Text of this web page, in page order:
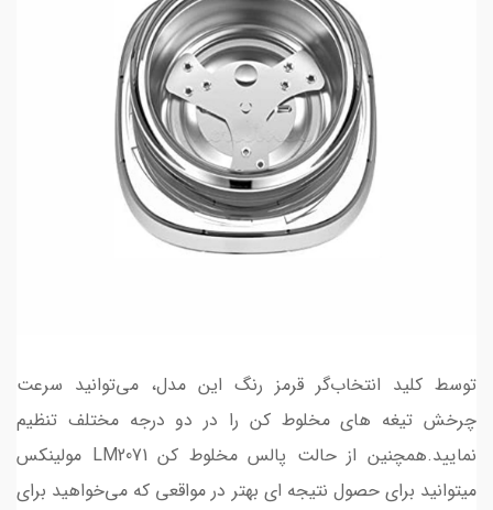
توسط کلید انتخاب‌گر قرمز رنگ این مدل، می‌توانید سرعت
چرخش تیغه های مخلوط کن را در دو درجه مختلف تنظیم
نمایید.همچنین از حالت پالس مخلوط کن LM2071 مولینکس
میتوانید برای حصول نتیجه ای بهتر در مواقعی که می‌خواهید برای